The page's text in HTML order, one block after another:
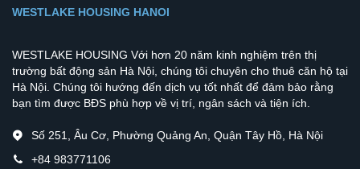
WESTLAKE HOUSING HANOI
WESTLAKE HOUSING Với hơn 20 năm kinh nghiệm trên thị
trường bất động sản Hà Nội, chúng tôi chuyên cho thuê căn hộ tại
Hà Nội. Chúng tôi hướng đến dịch vụ tốt nhất để đảm bảo rằng
bạn tìm được BĐS phù hợp về vị trí, ngân sách và tiện ích.
Số 251, Âu Cơ, Phường Quảng An, Quận Tây Hồ, Hà Nội
+84 983771106